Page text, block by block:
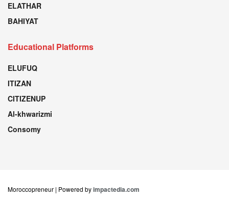
ELATHAR
BAHIYAT
Educational Platforms
ELUFUQ
ITIZAN
CITIZENUP
Al-khwarizmi
Consomy
Moroccopreneur | Powered byimpactedia.com